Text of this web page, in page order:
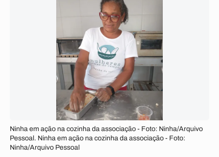
Ninha em ação na cozinha da associação - Foto: Ninha/Arquivo
Pessoal. Ninha em ação na cozinha da associação - Foto:
Ninha/Arquivo Pessoal